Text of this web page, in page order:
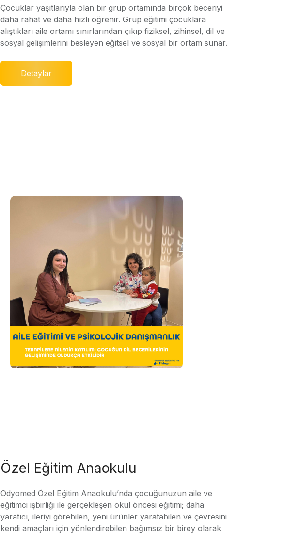
Çocuklar yaşıtlarıyla olan bir grup ortamında birçok beceriyi
daha rahat ve daha hızlı öğrenir. Grup eğitimi çocuklara
alıştıkları aile ortamı sınırlarından çıkıp fiziksel, zihinsel, dil ve
sosyal gelişimlerini besleyen eğitsel ve sosyal bir ortam sunar.
Detaylar
Özel Eğitim Anaokulu
Odyomed Özel Eğitim Anaokulu’nda çocuğunuzun aile ve
eğitimci işbirliği ile gerçekleşen okul öncesi eğitimi; daha
yaratıcı, ileriyi görebilen, yeni ürünler yaratabilen ve çevresini
kendi amaçları için yönlendirebilen bağımsız bir birey olarak